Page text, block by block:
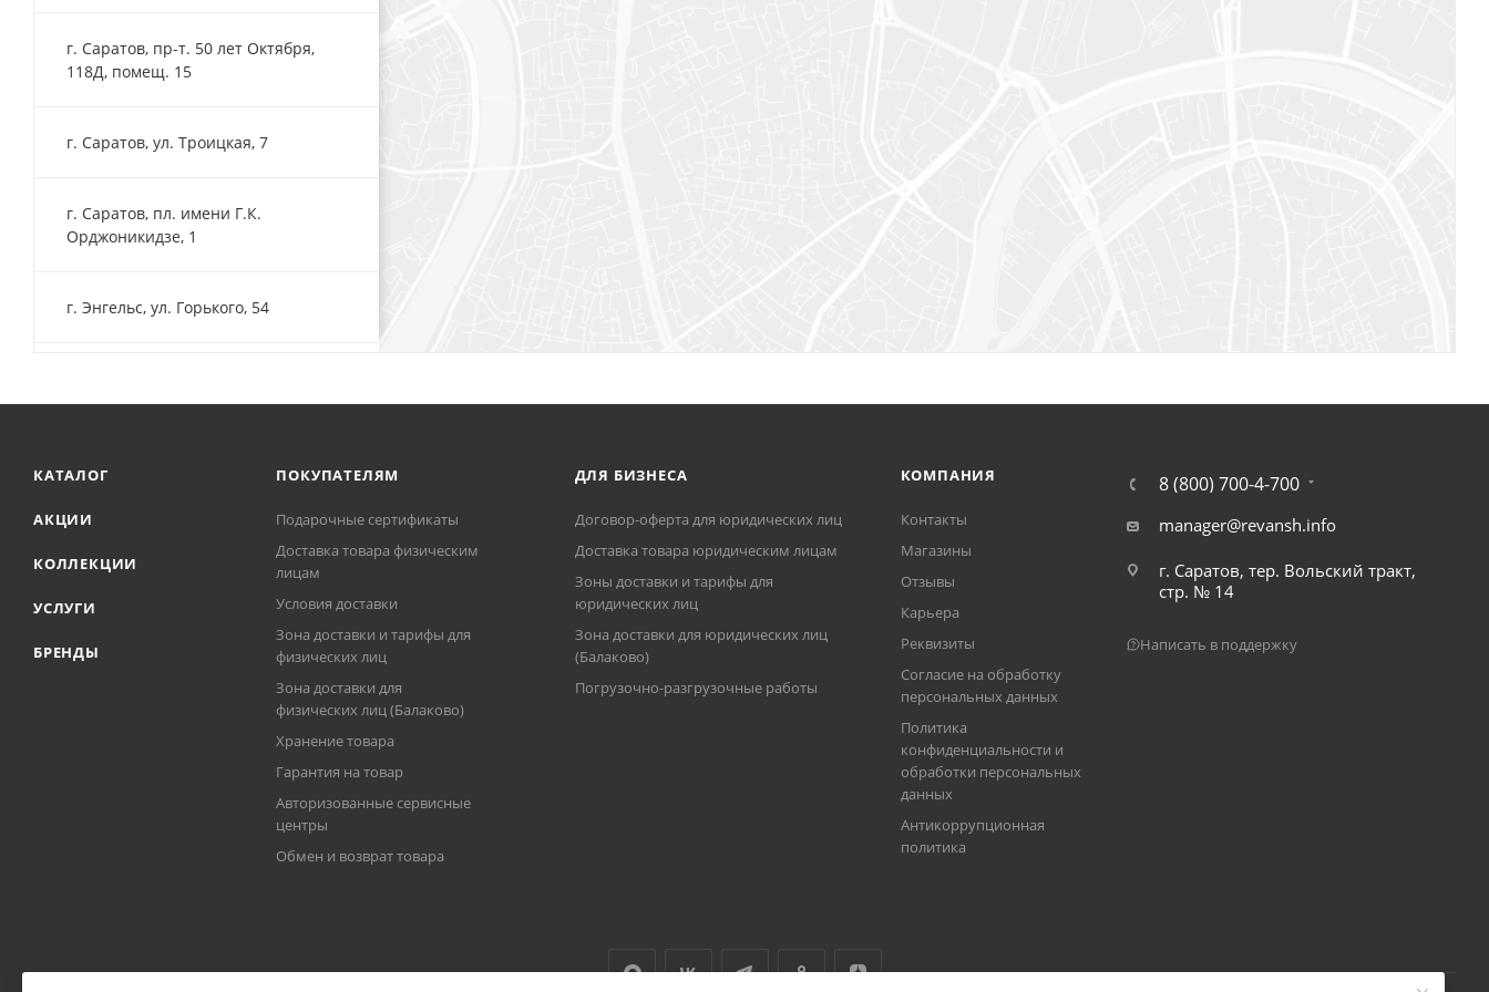
г. Саратов, пр-т. 50 лет Октября,
118Д, помещ. 15
г. Саратов, ул. Троицкая, 7
г. Саратов, пл. имени Г.К.
Орджоникидзе, 1
г. Энгельс, ул. Горького, 54
КАТАЛОГ
АКЦИИ
КОЛЛЕКЦИИ
УСЛУГИ
БРЕНДЫ
ПОКУПАТЕЛЯМ
Подарочные сертификаты
Доставка товара физическим
лицам
Условия доставки
Зона доставки и тарифы для
физических лиц
Зона доставки для
физических лиц (Балаково)
Хранение товара
Гарантия на товар
Авторизованные сервисные
центры
Обмен и возврат товара
ДЛЯ БИЗНЕСА
Договор-оферта для юридических лиц
Доставка товара юридическим лицам
Зоны доставки и тарифы для
юридических лиц
Зона доставки для юридических лиц
(Балаково)
Погрузочно-разгрузочные работы
КОМПАНИЯ
Контакты
Магазины
Отзывы
Карьера
Реквизиты
Согласие на обработку
персональных данных
Политика
конфиденциальности и
обработки персональных
данных
Антикоррупционная
политика
8 (800) 700-4-700
manager@revansh.info
г. Саратов, тер. Вольский тракт,
стр. № 14
Написать в поддержку